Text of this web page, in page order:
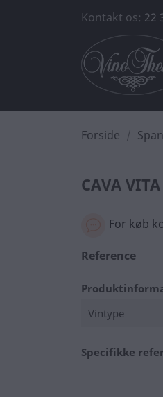
Kontakt os: 22
Forside
CAVA
For køb
Reference
Vintype
Specifikke